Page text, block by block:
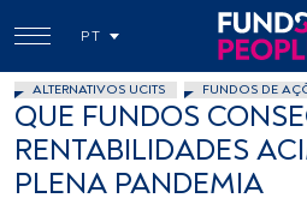
PT
ALTERNATIVOS UCITS FUNDOS DE
QUE FUNDOS
RENTABILIDADES
PLENA PANDEMIA